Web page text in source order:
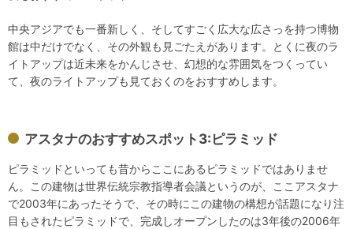
中央アジアでも一番新しく、そしてすごく広大な広さっを持つ博物
館は中だけでなく、その外観も見ごたえがあります。とくに夜のラ
イトアップは近未来をかんじさせ、幻想的な雰囲気をつくってい
て、夜のライトアップも見ておくのをおすすめします。
アスタナのおすすめスポット3:ピラミッド
ピラミッドといっても昔からここにあるピラミッドではありませ
ん。この建物は世界伝統宗教指導者会議というのが、ここアスタナ
で2003年にあったそうで、その時にこの建物の構想が話題になり注
目もされたピラミッドで、完成しオープンしたのは3年後の2006年